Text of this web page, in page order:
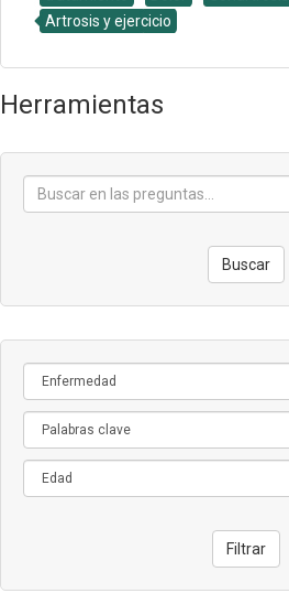
Artrosis y ejercicio
Herramientas
Buscar
Filtrar